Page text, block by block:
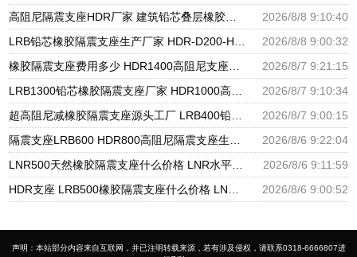
高阻尼隔震支座HDR厂家 建筑铅芯叠层橡胶隔震支座 LNR800支座源头工厂
2026/8/8 9:10:40
LRB铅芯橡胶隔震支座生产厂家 HDR-D200-H高阻尼橡胶隔震支座源头工厂 建筑用隔震支座多少钱
2026/8/8 9:00:32
橡胶隔震支座费用多少 HDR1400高阻尼支座生产厂家 橡胶隔震支座D400
2026/8/7 9:21:15
LRB1300铅芯橡胶隔震支座厂家 HDR1000高阻尼建筑隔震支座 建筑钢结构支座厂家电话
2026/8/7 9:10:34
超高阻尼减橡胶隔震支座源头工厂 LRB400铅芯支座源头工厂 HDR1500橡胶隔震支座生产厂家
2026/8/7 9:00:15
隔震支座LRB600 HDR800高阻尼隔震支座生产厂家 建筑橡胶隔震支座LNRD420源头工厂
2026/8/6 9:22:04
LNR500天然橡胶隔震支座什么价格 LNR水平力分散隔震支座源头工厂 建筑铅芯隔振支座
2026/8/6 9:11:59
HDR支座 LRB500橡胶隔震支座什么价格 LNR900隔震支座
2026/8/6 9:00:52
声明：本站部分内容来自互联网，并已注明转载来源，若有涉及侵权，请联系0318-6666807进